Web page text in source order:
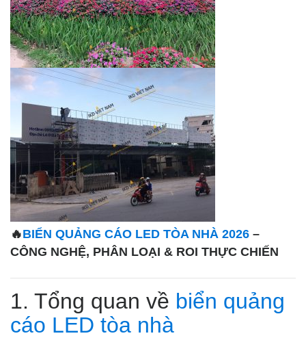
🔥BIỂN QUẢNG CÁO LED TÒA NHÀ 2026 –
CÔNG NGHỆ, PHÂN LOẠI & ROI THỰC CHIẾN
1. Tổng quan về biển quảng
cáo LED tòa nhà